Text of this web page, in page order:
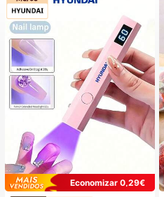
Economizar 0,29€